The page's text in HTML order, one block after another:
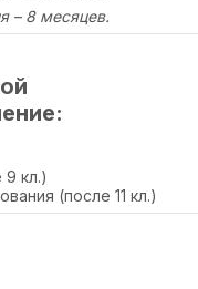
– 8 месяцев.
кл.)
(после 11 кл.)